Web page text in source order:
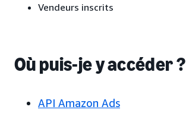
Vendeurs inscrits
Où puis-je y accéder ?
API Amazon Ads